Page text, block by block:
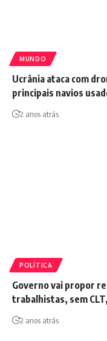
MUNDO
Ucrânia ataca com
principais navios
2 anos atrás
POLÍTICA
Governo vai propor
trabalhistas, sem
2 anos atrás